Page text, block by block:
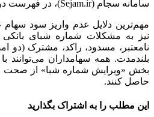
سامانه سجام (Sejam.ir)، در فهرست دریافت‌کنندگان قرار گیرند.
مهم‌ترین دلایل عدم واریز سود
نیز به مشکلات شماره شبای بانکی
نامعتبر، مسدود، راکد، مشترک (دو
بلندمدت. همه سهامداران می‌توانند
بخش «ویرایش شماره شبا» از صحت
حاصل کنند.
این مطلب را به اشتراک بگذارید